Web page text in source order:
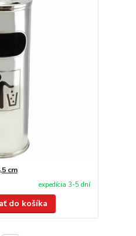
cm
expedícia 3-5 dní
do košíka